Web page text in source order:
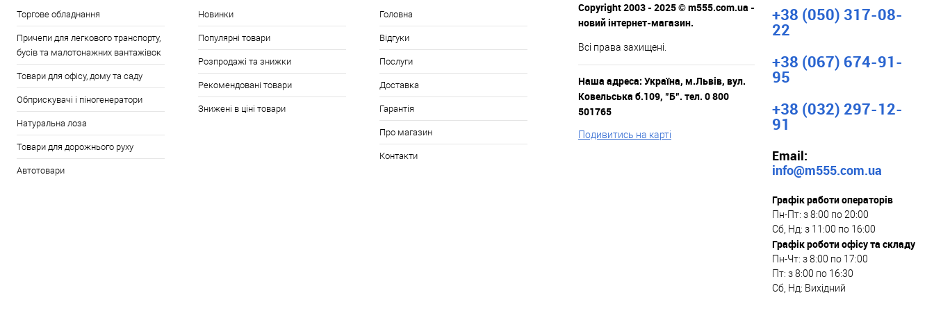
Торгове обладнання
Причепи для легкового транспорту,
бусів та малотонажних вантажівок
Товари для офісу, дому та саду
Обприскувачі і піногенератори
Натуральна лоза
Товари для дорожнього руху
Автотовари
Новинки
Популярні товари
Розпродажі та знижки
Рекомендовані товари
Знижені в ціні товари
Головна
Відгуки
Послуги
Доставка
Гарантія
Про магазин
Контакти
Copyright 2003 - 2025 © m555.com.ua -
новий інтернет-магазин.
Всі права захищені.
Наша адреса: Україна, м.Львів, вул.
Ковельська б.109, "Б". тел. 0 800
501765
Подивитись на карті
+38 (050) 317-08-
22
+38 (067) 674-91-
95
+38 (032) 297-12-
91
Email:
info@m555.com.ua
Графік работи операторів
Пн-Пт: з 8:00 по 20:00
Сб, Нд: з 11:00 по 16:00
Графік роботи офісу та складу
Пн-Чт: з 8:00 по 17:00
Пт: з 8:00 по 16:30
Сб, Нд: Вихідний